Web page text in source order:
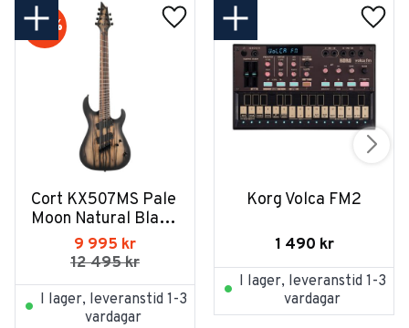
Cort KX507MS Pale
Moon Natural Black
Burst
9 995 kr
12 495kr
20 %
I lager, leveranstid 1-3
vardagar
Korg Volca FM2
1 490 kr
I lager, leveranstid 1-3
vardagar